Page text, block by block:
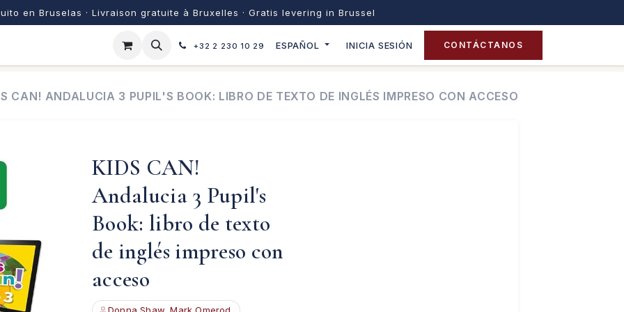
en Bruselas · Livraison gratuite à Bruxelles · Gratis levering in Brussel
+32 2 230 10 29 ESPAÑOL INICIA SESIÓN CONTÁCTANOS
CAN! ANDALUCIA 3 PUPIL'S BOOK: LIBRO DE TEXTO DE INGLÉS IMPRESO CON ACCESO
KIDS CAN!
Andalucia 3 Pupil's
Book: libro de texto
de inglés impreso con
acceso